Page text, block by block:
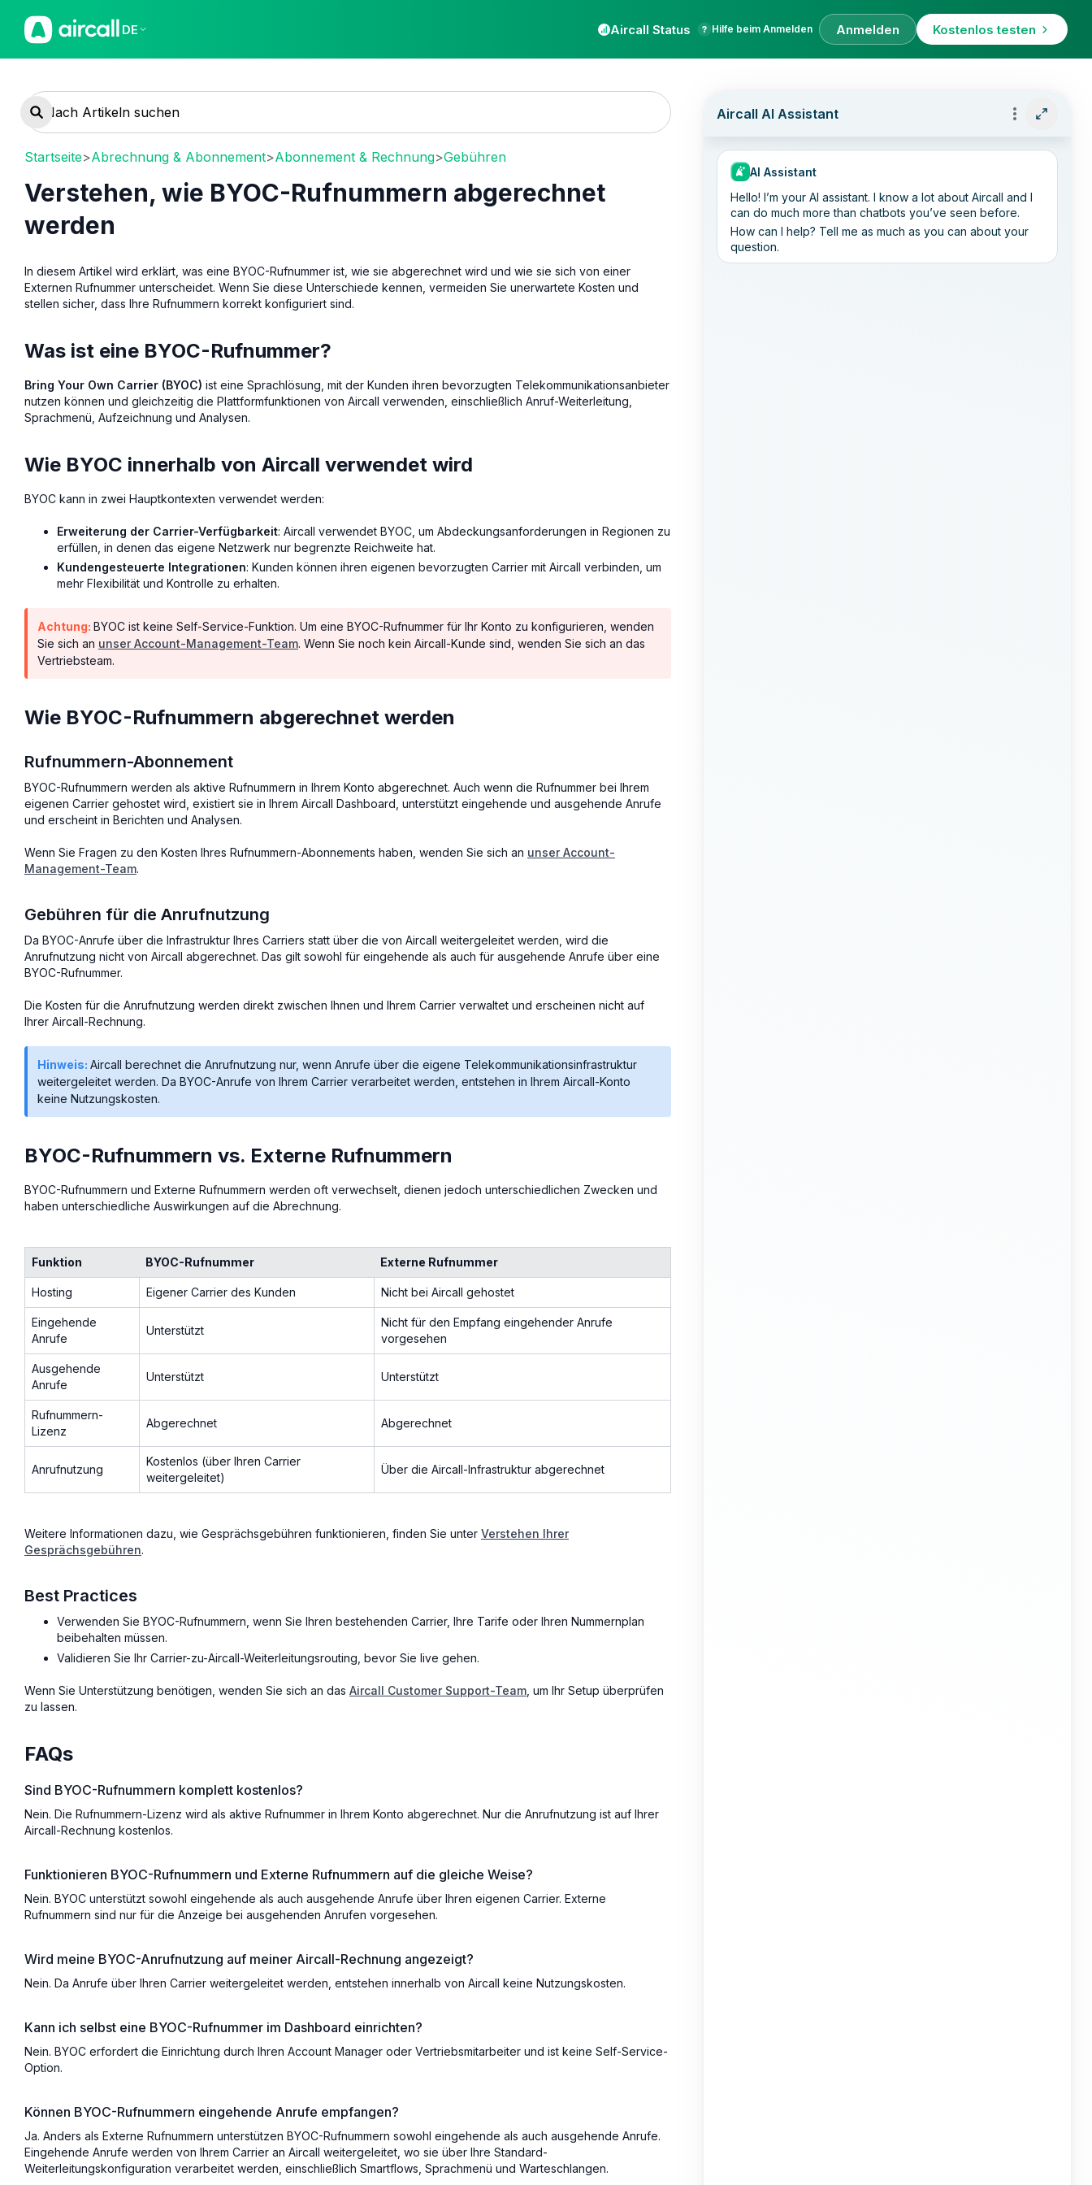
DE Aircall Status Hilfe beim Anmelden Anmelden Kostenlos testen
Startseite>Abrechnung & Abonnement>Abonnement & Rechnung>Gebühren
Verstehen, wie BYOC-Rufnummern abgerechnet
werden
In diesem Artikel wird erklärt, was eine BYOC-Rufnummer ist, wie sie abgerechnet wird und wie sie sich von einer
Externen Rufnummer unterscheidet. Wenn Sie diese Unterschiede kennen, vermeiden Sie unerwartete Kosten und
stellen sicher, dass Ihre Rufnummern korrekt konfiguriert sind.
Was ist eine BYOC-Rufnummer?
Bring Your Own Carrier (BYOC) ist eine Sprachlösung, mit der Kunden ihren bevorzugten Telekommunikationsanbieter
nutzen können und gleichzeitig die Plattformfunktionen von Aircall verwenden, einschließlich Anruf-Weiterleitung,
Sprachmenü, Aufzeichnung und Analysen.
Wie BYOC innerhalb von Aircall verwendet wird
BYOC kann in zwei Hauptkontexten verwendet werden:
Erweiterung der Carrier-Verfügbarkeit: Aircall verwendet BYOC, um Abdeckungsanforderungen in Regionen zu
erfüllen, in denen das eigene Netzwerk nur begrenzte Reichweite hat.
Kundengesteuerte Integrationen: Kunden können ihren eigenen bevorzugten Carrier mit Aircall verbinden, um
mehr Flexibilität und Kontrolle zu erhalten.
Achtung: BYOC ist keine Self-Service-Funktion. Um eine BYOC-Rufnummer für Ihr Konto zu konfigurieren, wenden
Sie sich an unser Account-Management-Team. Wenn Sie noch kein Aircall-Kunde sind, wenden Sie sich an das
Vertriebsteam.
Wie BYOC-Rufnummern abgerechnet werden
Rufnummern-Abonnement
BYOC-Rufnummern werden als aktive Rufnummern in Ihrem Konto abgerechnet. Auch wenn die Rufnummer bei Ihrem
eigenen Carrier gehostet wird, existiert sie in Ihrem Aircall Dashboard, unterstützt eingehende und ausgehende Anrufe
und erscheint in Berichten und Analysen.
Wenn Sie Fragen zu den Kosten Ihres Rufnummern-Abonnements haben, wenden Sie sich an unser Account-
Management-Team.
Gebühren für die Anrufnutzung
Da BYOC-Anrufe über die Infrastruktur Ihres Carriers statt über die von Aircall weitergeleitet werden, wird die
Anrufnutzung nicht von Aircall abgerechnet. Das gilt sowohl für eingehende als auch für ausgehende Anrufe über eine
BYOC-Rufnummer.
Die Kosten für die Anrufnutzung werden direkt zwischen Ihnen und Ihrem Carrier verwaltet und erscheinen nicht auf
Ihrer Aircall-Rechnung.
Hinweis: Aircall berechnet die Anrufnutzung nur, wenn Anrufe über die eigene Telekommunikationsinfrastruktur
weitergeleitet werden. Da BYOC-Anrufe von Ihrem Carrier verarbeitet werden, entstehen in Ihrem Aircall-Konto
keine Nutzungskosten.
BYOC-Rufnummern vs. Externe Rufnummern
BYOC-Rufnummern und Externe Rufnummern werden oft verwechselt, dienen jedoch unterschiedlichen Zwecken und
haben unterschiedliche Auswirkungen auf die Abrechnung.
Funktion BYOC-Rufnummer Externe Rufnummer
Hosting Eigener Carrier des Kunden Nicht bei Aircall gehostet
Eingehende
Anrufe
Unterstützt
Nicht für den Empfang eingehender Anrufe
vorgesehen
Ausgehende
Anrufe
Unterstützt Unterstützt
Rufnummern-
Lizenz
Abgerechnet Abgerechnet
Anrufnutzung
Kostenlos (über Ihren Carrier
weitergeleitet)
Über die Aircall-Infrastruktur abgerechnet
Weitere Informationen dazu, wie Gesprächsgebühren funktionieren, finden Sie unter Verstehen Ihrer
Gesprächsgebühren.
Best Practices
Verwenden Sie BYOC-Rufnummern, wenn Sie Ihren bestehenden Carrier, Ihre Tarife oder Ihren Nummernplan
beibehalten müssen.
Validieren Sie Ihr Carrier-zu-Aircall-Weiterleitungsrouting, bevor Sie live gehen.
Wenn Sie Unterstützung benötigen, wenden Sie sich an das Aircall Customer Support-Team , um Ihr Setup überprüfen
zu lassen.
FAQs
Sind BYOC-Rufnummern komplett kostenlos?
Nein. Die Rufnummern-Lizenz wird als aktive Rufnummer in Ihrem Konto abgerechnet. Nur die Anrufnutzung ist auf Ihrer
Aircall-Rechnung kostenlos.
Funktionieren BYOC-Rufnummern und Externe Rufnummern auf die gleiche Weise?
Nein. BYOC unterstützt sowohl eingehende als auch ausgehende Anrufe über Ihren eigenen Carrier. Externe
Rufnummern sind nur für die Anzeige bei ausgehenden Anrufen vorgesehen.
Wird meine BYOC-Anrufnutzung auf meiner Aircall-Rechnung angezeigt?
Nein. Da Anrufe über Ihren Carrier weitergeleitet werden, entstehen innerhalb von Aircall keine Nutzungskosten.
Kann ich selbst eine BYOC-Rufnummer im Dashboard einrichten?
Nein. BYOC erfordert die Einrichtung durch Ihren Account Manager oder Vertriebsmitarbeiter und ist keine Self-Service-
Option.
Können BYOC-Rufnummern eingehende Anrufe empfangen?
Ja. Anders als Externe Rufnummern unterstützen BYOC-Rufnummern sowohl eingehende als auch ausgehende Anrufe.
Eingehende Anrufe werden von Ihrem Carrier an Aircall weitergeleitet, wo sie über Ihre Standard-
Weiterleitungskonfiguration verarbeitet werden, einschließlich Smartflows, Sprachmenü und Warteschlangen.